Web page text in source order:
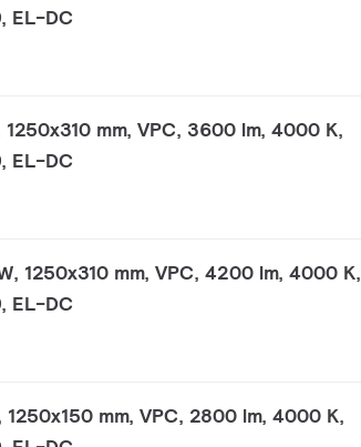
EL-DC
mm, VPC, 3600 lm, 4000 K,
EL-DC
1250x310 mm, VPC, 4200 lm, 4000 K,
EL-DC
mm, VPC, 2800 lm, 4000 K,